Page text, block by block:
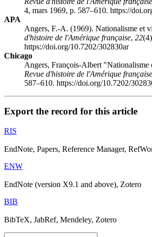
4, mars 1969, p. 587–610. https://
APA
Angers, F.-A. (1969). Nationalisme et
d'histoire de l'Amérique française, 22
https://doi.org/10.7202/302830ar
Chicago
Angers, François-Albert "Nationalisme
Revue d'histoire de l'Amérique française
587–610. https://doi.org/10.7202/
Export the record for this article
RIS
EndNote, Papers, Reference Manager,
ENW
EndNote (version X9.1 and above), Zotero
BIB
BibTeX, JabRef, Mendeley, Zotero